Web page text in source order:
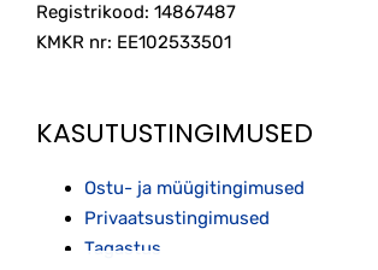
Registrikood: 14867487
KMKR nr: EE102533501
KASUTUSTINGIMUSED
Ostu- ja müügitingimused
Privaatsustingimused
Tagastus